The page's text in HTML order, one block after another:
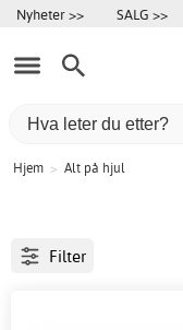
Nyheter >> SALG >>
Hjem > Alt på hjul
Filter